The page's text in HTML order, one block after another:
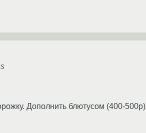
Дополнить блютусом (400-